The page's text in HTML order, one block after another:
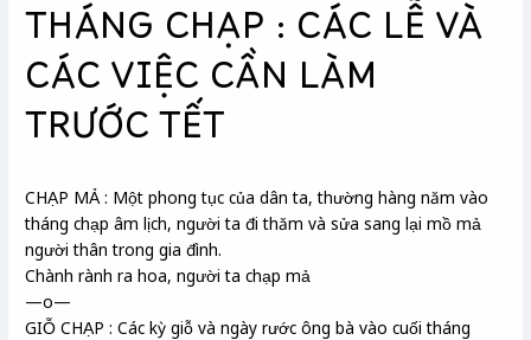
THÁNG CHẠP : CÁC LỄ VÀ
CÁC VIỆC CẦN LÀM
TRƯỚC TẾT
CHẠP MẢ : Một phong tục của dân ta, thường hàng năm vào
tháng chạp âm lịch, người ta đi thăm và sửa sang lại mồ mả
người thân trong gia đình.
Chành rành ra hoa, người ta chạp mả
—o—
GIỖ CHẠP : Các kỳ giỗ và ngày rước ông bà vào cuối tháng